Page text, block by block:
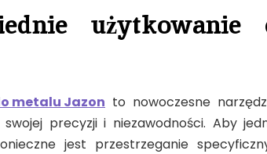
metalu Jazon to nowoczesne
swojej precyzji i niezawodności. Aby
jest przestrzeganie